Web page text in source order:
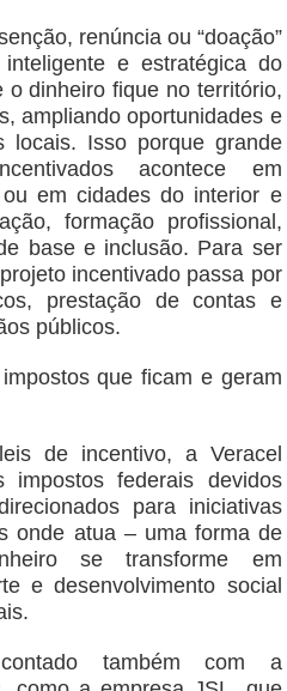
renúncia ou “doação”
e estratégica do
o dinheiro fique no território,
ampliando oportunidades e
locais. Isso porque grande
acontece em
em cidades do interior e
formação profissional,
base e inclusão. Para ser
incentivado passa por
prestação de contas e
públicos.
que ficam e geram
de incentivo, a Veracel
impostos federais devidos
para iniciativas
onde atua – uma forma de
se transforme em
e desenvolvimento social
também com a